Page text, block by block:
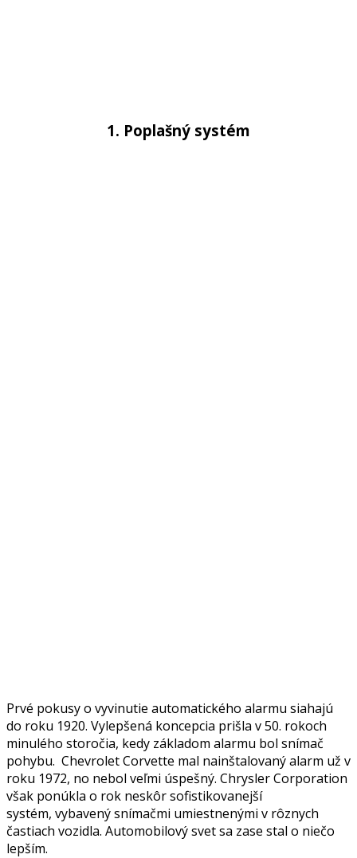
1. Poplašný systém
Prvé pokusy o vyvinutie automatického alarmu siahajú
do roku 1920. Vylepšená koncepcia prišla v 50. rokoch
minulého storočia, kedy základom alarmu bol snímač
pohybu. Chevrolet Corvette mal nainštalovaný alarm už v
roku 1972, no nebol veľmi úspešný. Chrysler Corporation
však ponúkla o rok neskôr sofistikovanejší
systém, vybavený snímačmi umiestnenými v rôznych
častiach vozidla. Automobilový svet sa zase stal o niečo
lepším.